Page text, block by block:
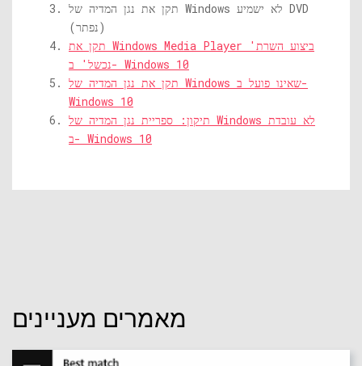
תקן את נגן המדיה של Windows לא ישמיע DVD
(נפתר)
תקן את Windows Media Player 'ביצוע השרת
נכשל' ב- Windows 10
תקן את נגן המדיה של Windows שאינו פועל ב-
Windows 10
תיקון: ספריית נגן המדיה של Windows לא עובדת
ב- Windows 10
מאמרים מעניינים